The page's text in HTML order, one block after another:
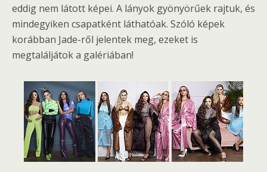
eddig nem látott képei. A lányok gyönyörűek rajtuk, és
mindegyiken csapatként láthatóak. Szóló képek
korábban Jade-ről jelentek meg, ezeket is
megtaláljátok a galériában!